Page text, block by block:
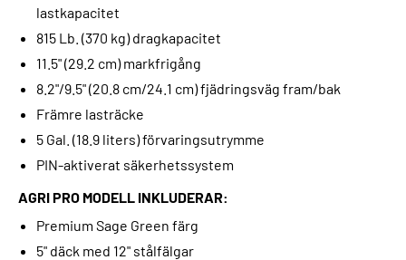
lastkapacitet
815 Lb. (370 kg) dragkapacitet
11.5" (29.2 cm) markfrigång
8.2"/9.5" (20.8 cm/24.1 cm) fjädringsväg fram/bak
Främre lasträcke
5 Gal. (18.9 liters) förvaringsutrymme
PIN-aktiverat säkerhetssystem
AGRI PRO MODELL INKLUDERAR:
Premium Sage Green färg
5" däck med 12" stålfälgar